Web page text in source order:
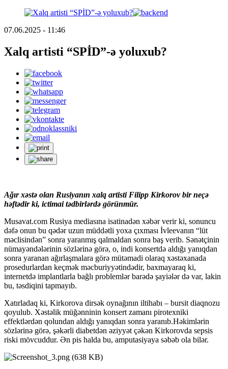
07.06.2025 - 11:46
Xalq artisti “SPİD”-ə yoluxub?
Ağır xəstə olan Rusiyanın xalq artisti Filipp Kirkorov bir neçə
həftədir ki, ictimai tədbirlərdə görünmür.
Musavat.com Rusiya mediasına isatinadən xəbər verir ki, sonuncu
dəfə onun bu qədər uzun müddətli yoxa çıxması İvleevanın “lüt
məclisindən” sonra yaranmış qalmaldan sonra baş verib. Sənətçinin
nümayəndələrinin sözlərinə görə, o, indi konsertdə aldığı yanıqdan
sonra yaranan ağırlaşmalara görə mütəmadi olaraq xəstəxanada
prosedurlardan keçmək məcburiyyətindədir, baxmayaraq ki,
internetdə implantlarla bağlı problemlər barədə şayiələr də var, lakin
bu, təsdiqini tapmayıb.
Xatırladaq ki, Kirkorova dirsək oynağının iltihabı – bursit diaqnozu
qoyulub. Xəstəlik müğənninin konsert zamanı pirotexniki
effektlərdən qolundan aldığı yanıqdan sonra yaranıb.Həkimlərin
sözlərinə görə, şəkərli diabetdən əziyyət çəkən Kirkorovda sepsis
riski mövcuddur. Ən pis halda bu, amputasiyaya səbəb ola bilər.